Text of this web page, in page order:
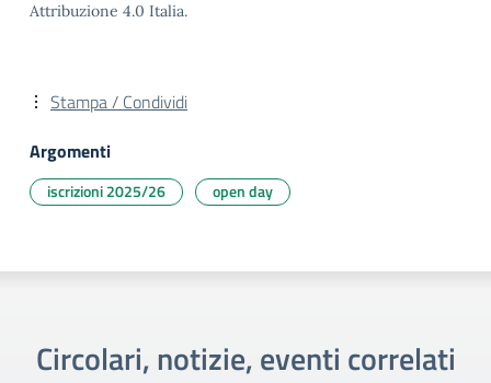
Attribuzione 4.0 Italia.
Stampa / Condividi
Argomenti
iscrizioni 2025/26 open day
Circolari, notizie, eventi correlati